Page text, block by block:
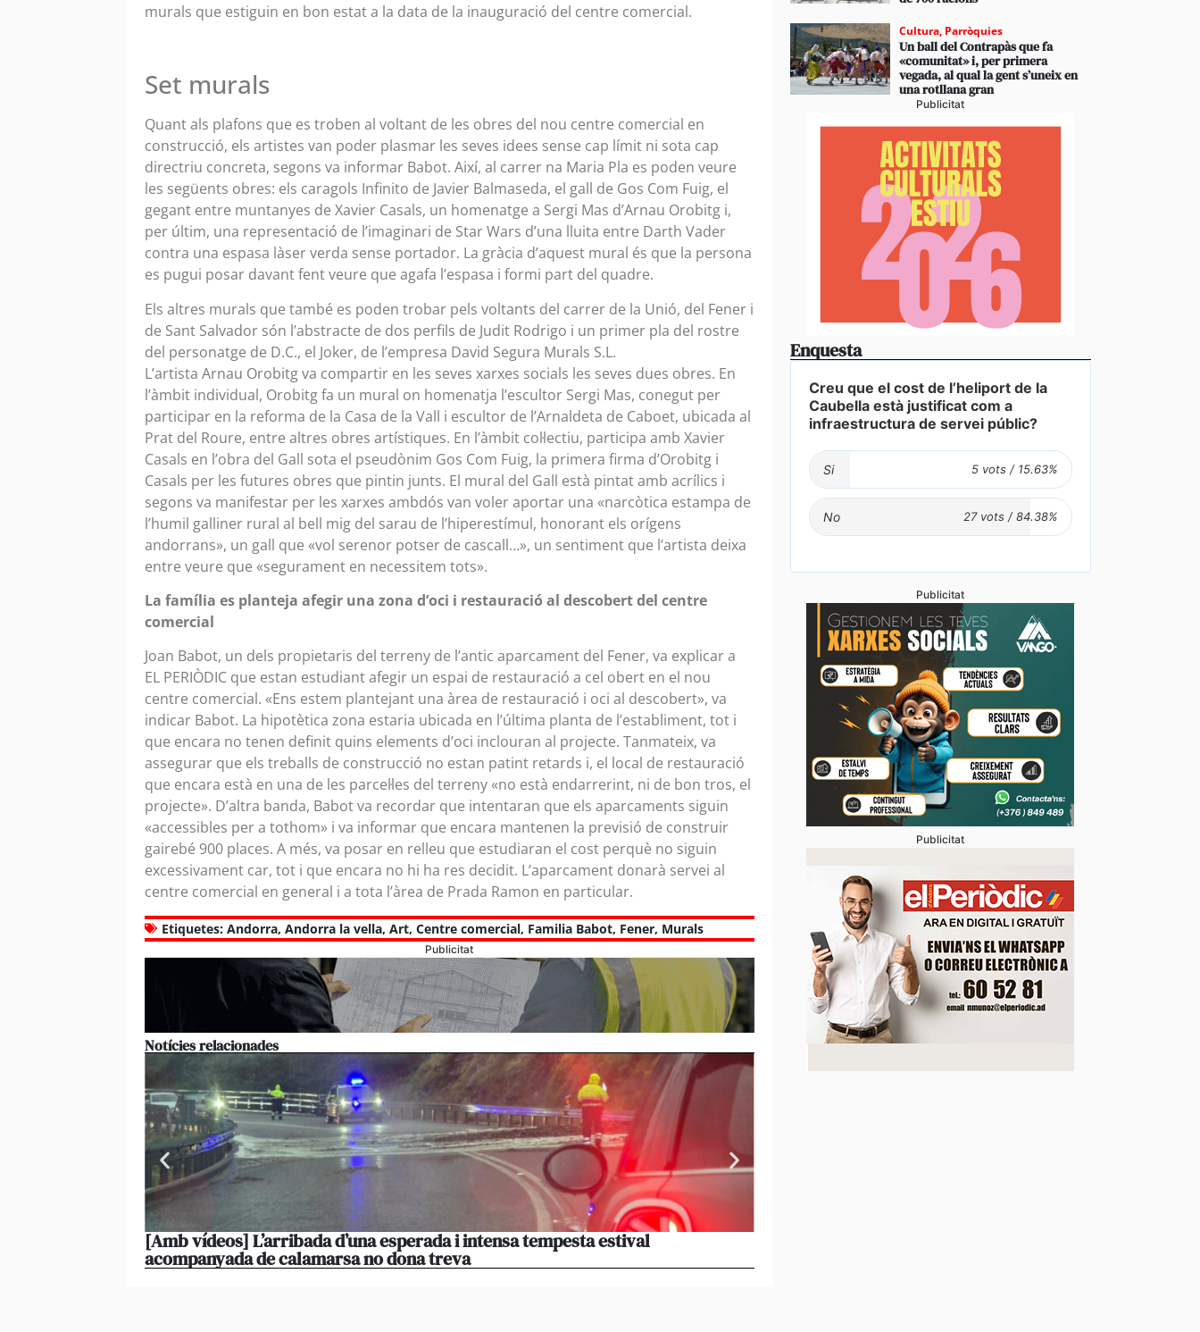
murals que estiguin en bon estat a la data de la inauguració del centre comercial.
Set murals
Quant als plafons que es troben al voltant de les obres del nou centre comercial en
construcció, els artistes van poder plasmar les seves idees sense cap límit ni sota cap
directriu concreta, segons va informar Babot. Així, al carrer na Maria Pla es poden veure
les següents obres: els caragols Infinito de Javier Balmaseda, el gall de Gos Com Fuig, el
gegant entre muntanyes de Xavier Casals, un homenatge a Sergi Mas d’Arnau Orobitg i,
per últim, una representació de l’imaginari de Star Wars d’una lluita entre Darth Vader
contra una espasa làser verda sense portador. La gràcia d’aquest mural és que la persona
es pugui posar davant fent veure que agafa l’espasa i formi part del quadre.
Els altres murals que també es poden trobar pels voltants del carrer de la Unió, del Fener i
de Sant Salvador són l’abstracte de dos perfils de Judit Rodrigo i un primer pla del rostre
del personatge de D.C., el Joker, de l’empresa David Segura Murals S.L.
L’artista Arnau Orobitg va compartir en les seves xarxes socials les seves dues obres. En
l’àmbit individual, Orobitg fa un mural on homenatja l’escultor Sergi Mas, conegut per
participar en la reforma de la Casa de la Vall i escultor de l’Arnaldeta de Caboet, ubicada al
Prat del Roure, entre altres obres artístiques. En l’àmbit col·lectiu, participa amb Xavier
Casals en l’obra del Gall sota el pseudònim Gos Com Fuig, la primera firma d’Orobitg i
Casals per les futures obres que pintin junts. El mural del Gall està pintat amb acrílics i
segons va manifestar per les xarxes ambdós van voler aportar una «narcòtica estampa de
l’humil galliner rural al bell mig del sarau de l’hiperestímul, honorant els orígens
andorrans», un gall que «vol serenor potser de cascall…», un sentiment que l’artista deixa
entre veure que «segurament en necessitem tots».
La família es planteja afegir una zona d’oci i restauració al descobert del centre
comercial
Joan Babot, un dels propietaris del terreny de l’antic aparcament del Fener, va explicar a
EL PERIÒDIC que estan estudiant afegir un espai de restauració a cel obert en el nou
centre comercial. «Ens estem plantejant una àrea de restauració i oci al descobert», va
indicar Babot. La hipotètica zona estaria ubicada en l’última planta de l’establiment, tot i
que encara no tenen definit quins elements d’oci inclouran al projecte. Tanmateix, va
assegurar que els treballs de construcció no estan patint retards i, el local de restauració
que encara està en una de les parcel·les del terreny «no està endarrerint, ni de bon tros, el
projecte». D’altra banda, Babot va recordar que intentaran que els aparcaments siguin
«accessibles per a tothom» i va informar que encara mantenen la previsió de construir
gairebé 900 places. A més, va posar en relleu que estudiaran el cost perquè no siguin
excessivament car, tot i que encara no hi ha res decidit. L’aparcament donarà servei al
centre comercial en general i a tota l’àrea de Prada Ramon en particular.
Etiquetes: Andorra, Andorra la vella, Art, Centre comercial, Familia Babot, Fener, Murals
Publicitat
Notícies relacionades
[Amb vídeos] L’arribada d’una esperada i intensa tempesta estival
acompanyada de calamarsa no dona treva
Cultura, Parròquies
Un ball del Contrapàs que fa
«comunitat» i, per primera
vegada, al qual la gent s’uneix en
una rotllana gran
Publicitat
Enquesta
Creu que el cost de l’heliport de la
Caubella està justificat com a
infraestructura de servei públic?
Si
No
Publicitat
Publicitat